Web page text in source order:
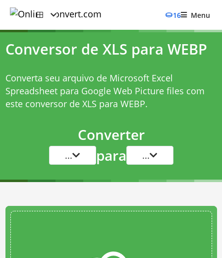
16 Menu
Conversor de XLS para WEBP
Converta seu arquivo de Microsoft Excel
Spreadsheet para Google Web Picture files com
este conversor de XLS para WEBP.
Converter
... para ...